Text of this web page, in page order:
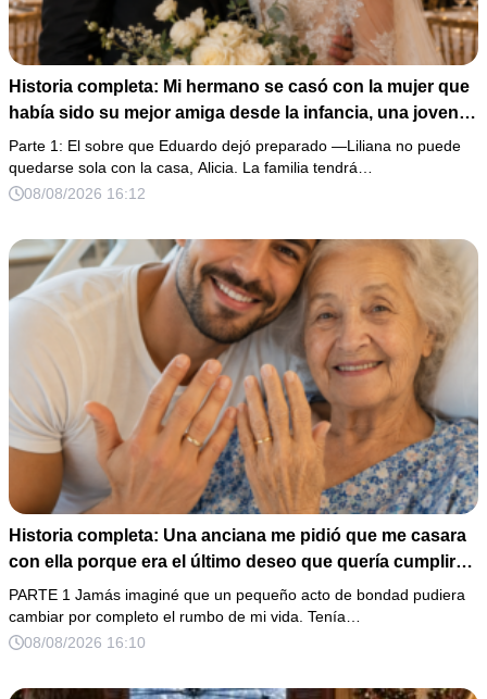
Historia completa: Mi hermano se casó con la mujer que
había sido su mejor amiga desde la infancia, una joven
ciega a la que protegió durante toda su vida. Tras su
fallecimiento, ella me entregó un sobre y me confesó la
verdadera razón por la que él la eligió a ella por encima
Parte 1: El sobre que Eduardo dejó preparado —Liliana no puede
quedarse sola con la casa, Alicia. La familia tendrá…
08/08/2026 16:12
Historia completa: Una anciana me pidió que me casara
con ella porque era el último deseo que quería cumplir
antes de morir. Después de su fallecimiento, su abogado
puso en mis manos una vieja bolsa de hospital que
había conservado durante años y me dijo: «Ella te eligió
PARTE 1 Jamás imaginé que un pequeño acto de bondad pudiera
cambiar por completo el rumbo de mi vida. Tenía…
08/08/2026 16:10